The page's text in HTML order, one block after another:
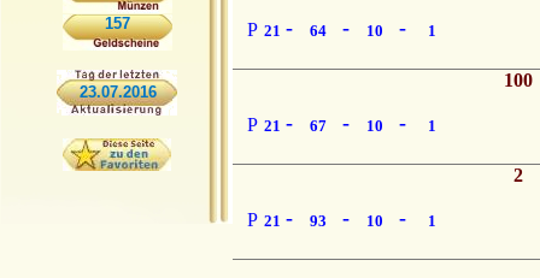
157
23.07.2016
P 21 - 64 - 10 - 1
P 21 - 67 - 10 - 1
100
P 21 - 93 - 10 - 1
2